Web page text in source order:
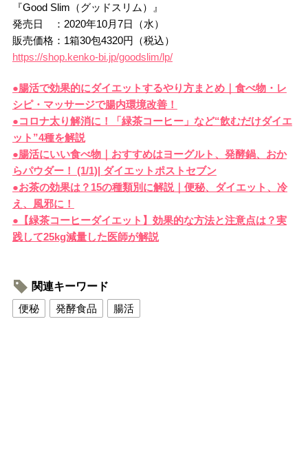
『Good Slim（グッドスリム）』
発売日 ：2020年10月7日（水）
販売価格：1箱30包4320円（税込）
https://shop.kenko-bi.jp/goodslim/lp/
●腸活で効果的にダイエットするやり方まとめ｜食べ物・レ
シピ・マッサージで腸内環境改善！
●コロナ太り解消に！「緑茶コーヒー」など“飲むだけダイエ
ット”4種を解説
●腸活にいい食べ物｜おすすめはヨーグルト、発酵鍋、おか
らパウダー！ (1/1)| ダイエットポストセブン
●お茶の効果は？15の種類別に解説｜便秘、ダイエット、冷
え、風邪に！
●【緑茶コーヒーダイエット】効果的な方法と注意点は？実
践して25kg減量した医師が解説
関連キーワード
便秘
発酵食品 腸活